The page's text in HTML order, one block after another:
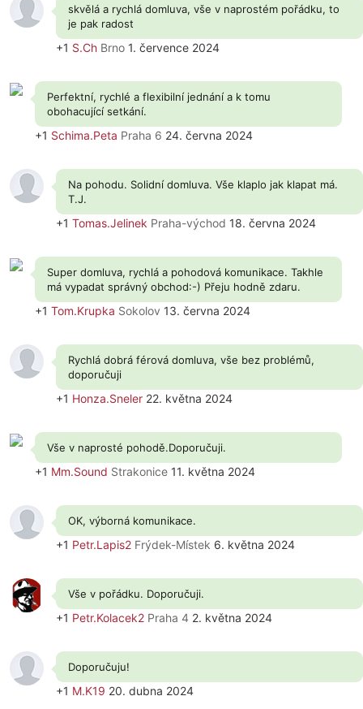
skvělá a rychlá domluva, vše v naprostém pořádku, to
je pak radost
+1 S.Ch Brno 1. července 2024
Perfektní, rychlé a flexibilní jednání a k tomu
obohacující setkání.
+1 Schima.Peta Praha 6 24. června 2024
Na pohodu. Solidní domluva. Vše klaplo jak klapat má.
T.J.
+1 Tomas.Jelinek Praha-východ 18. června 2024
Super domluva, rychlá a pohodová komunikace. Takhle
má vypadat správný obchod:-) Přeju hodně zdaru.
+1 Tom.Krupka Sokolov 13. června 2024
Rychlá dobrá férová domluva, vše bez problémů,
doporučuji
+1 Honza.Sneler 22. května 2024
Vše v naprosté pohodě.Doporučuji.
+1 Mm.Sound Strakonice 11. května 2024
OK, výborná komunikace.
+1 Petr.Lapis2 Frýdek-Místek 6. května 2024
Vše v pořádku. Doporučuji.
+1 Petr.Kolacek2 Praha 4 2. května 2024
Doporučuju!
+1 M.K19 20. dubna 2024